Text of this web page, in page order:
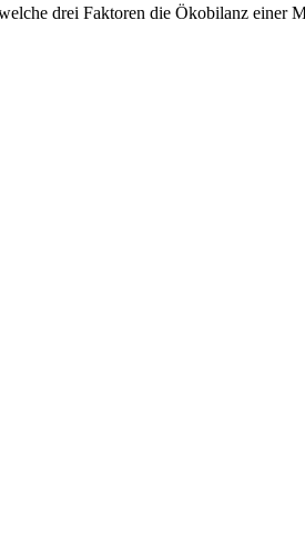
drei Faktoren die Ökobilanz einer